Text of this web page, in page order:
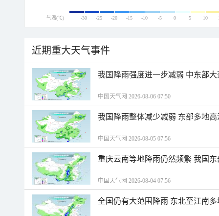
气温(℃) -30 -25 -20 -15 -10 -5 0 5 10
近期重大天气事件
我国降雨强度进一步减弱 中东部
中国天气网 2026-08-06 07:50
我国降雨整体减少减弱 东部多地
中国天气网 2026-08-05 07:56
重庆云南等地降雨仍然频繁 我国
中国天气网 2026-08-04 07:56
全国仍有大范围降雨 东北至江南